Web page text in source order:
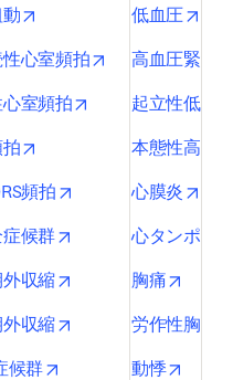
tab/window
tab/window
new tab/window
opens in new tab/window
心室頻拍 opens in new
室頻拍 opens in new tab/
opens in new tab/window
頻拍 opens in new tab/
候群 opens in new tab/
収縮 opens in new tab/
収縮 opens in new tab/
候群 opens in new tab/
低血圧
高血圧緊急
起立性低血
本態性高血
心膜炎
心タンポナ
胸痛
労作性胸痛
動悸